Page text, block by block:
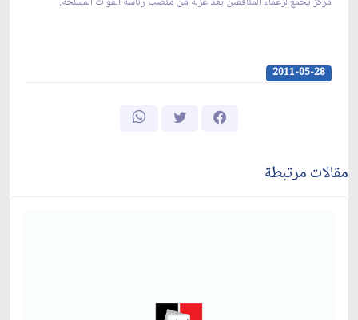
2011-05-28
مقالات مرتبطة